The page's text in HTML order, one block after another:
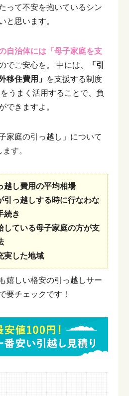
って不安を抱いているシン
と思います。
自治体には「母子家庭を支
でご安心を。 中には、
「引
移住費用」 を支援する制度
うまく活用することで、負
できますよ。
家庭の引っ越し」について
す。
越し費用の平均相場
引っ越しする時に行なわな
続き
している母子家庭の方が支
実した地域
嬉しい格安の引っ越しサー
要チェックです！